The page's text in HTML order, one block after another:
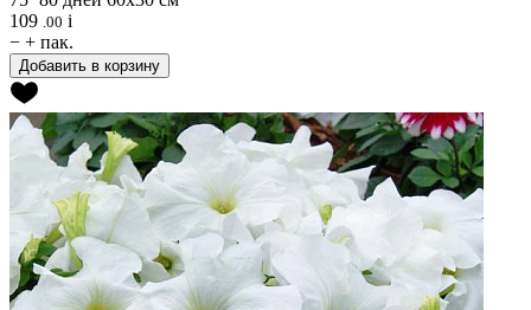
109 .00 i
− + пак.
Добавить в корзину